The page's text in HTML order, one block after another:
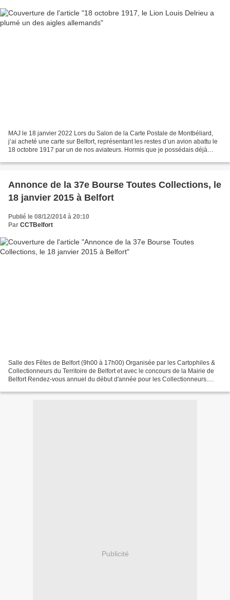
MAJ le 18 janvier 2022 Lors du Salon de la Carte Postale de Montbéliard,
j’ai acheté une carte sur Belfort, représentant les restes d’un avion abattu le
18 octobre 1917 par un de nos aviateurs. Hormis que je possédais déjà
Annonce de la 37e Bourse Toutes Collections, le
18 janvier 2015 à Belfort
Publié le 08/12/2014 à 20:10
Par CCTBelfort
Salle des Fêtes de Belfort (9h00 à 17h00) Organisée par les Cartophiles &
Collectionneurs du Territoire de Belfort et avec le concours de la Mairie de
Belfort Rendez-vous annuel du début d'année pour les Collectionneurs.
Publicité